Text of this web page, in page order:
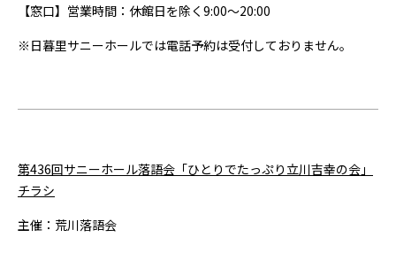
【窓口】営業時間：休館日を除く9:00～20:00
※日暮里サニーホールでは電話予約は受付しておりません。
第436回サニーホール落語会「ひとりでたっぷり立川吉幸の会」
チラシ
主催：荒川落語会